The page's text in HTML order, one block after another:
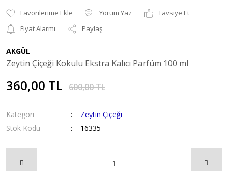
Yorum Yaz
Tavsiye Et
Fiyat Alarmı
Paylaş
AKGÜL
Zeytin Çiçeği Kokulu Ekstra Kalıcı Parfüm 100 ml
360,00 TL 600,00 TL
Kategori
Zeytin Çiçeği
Stok Kodu
16335